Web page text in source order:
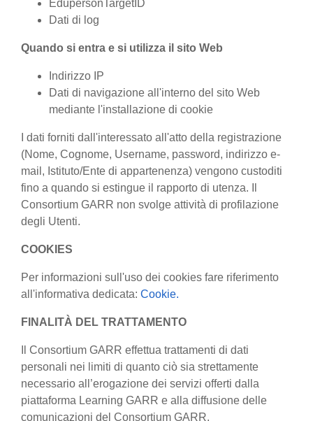
EdupersonTargetID
Dati di log
Quando si entra e si utilizza il sito Web
Indirizzo IP
Dati di navigazione all'interno del sito Web
mediante l'installazione di cookie
I dati forniti dall'interessato all'atto della registrazione
(Nome, Cognome, Username, password, indirizzo e-
mail, Istituto/Ente di appartenenza) vengono custoditi
fino a quando si estingue il rapporto di utenza. Il
Consortium GARR non svolge attività di profilazione
degli Utenti.
COOKIES
Per informazioni sull'uso dei cookies fare riferimento
all'informativa dedicata: Cookie.
FINALITÀ DEL TRATTAMENTO
Il Consortium GARR effettua trattamenti di dati
personali nei limiti di quanto ciò sia strettamente
necessario all’erogazione dei servizi offerti dalla
piattaforma Learning GARR e alla diffusione delle
comunicazioni del Consortium GARR.